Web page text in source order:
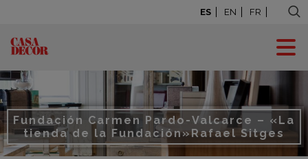
ES EN FR
Fundación Carmen Pardo-Valcarce – «La
tienda de la Fundación»Rafael Sitges